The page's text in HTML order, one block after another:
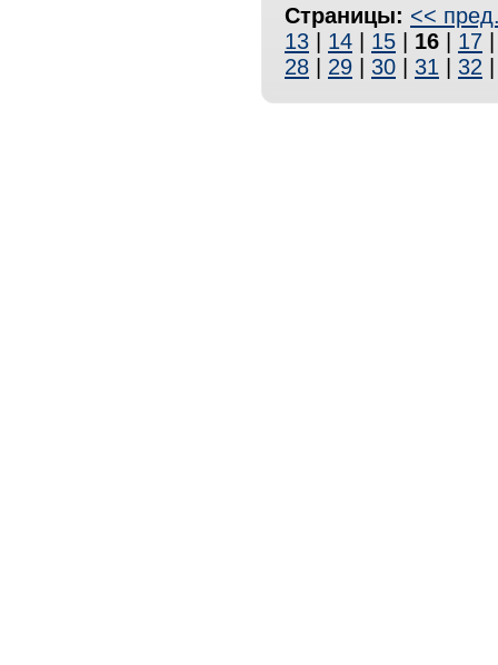
Страницы: <<
13
14 15 16 17
28
29 30 31 32